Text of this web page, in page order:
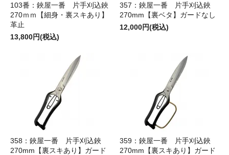
103番：鋏屋一番 片手刈込鋏
270ｍｍ【細身・裏スキあり】
革止
13,800円(税込)
357：鋏屋一番 片手刈込鋏
270mm【裏ベタ】ガードなし
12,000円(税込)
358：鋏屋一番 片手刈込鋏
270mm【裏スキあり】ガード
359：鋏屋一番 片手刈込鋏
270mm【裏スキあり】ガード